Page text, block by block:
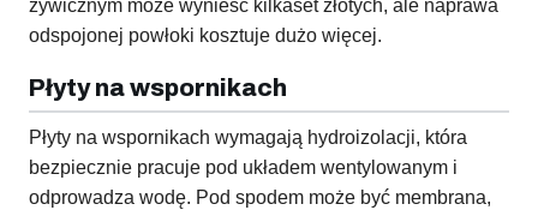
żywicznym może wynieść kilkaset złotych, ale naprawa
odspojonej powłoki kosztuje dużo więcej.
Płyty na wspornikach
Płyty na wspornikach wymagają hydroizolacji, która
bezpiecznie pracuje pod układem wentylowanym i
odprowadza wodę. Pod spodem może być membrana,